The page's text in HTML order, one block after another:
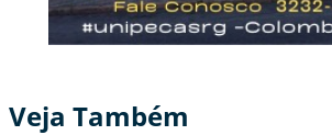
Veja Também